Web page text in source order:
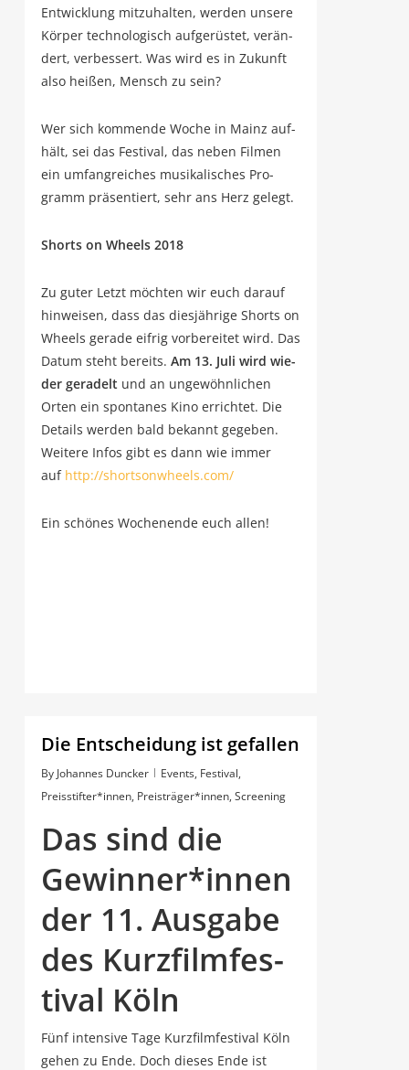
Ent­wick­lung mit­zu­hal­ten, wer­den unse­re
Kör­per tech­no­lo­gisch auf­ge­rüs­tet, ver­än­
dert, ver­bes­sert. Was wird es in Zukunft
also hei­ßen, Mensch zu sein?
Wer sich kom­men­de Woche in Mainz auf­
hält, sei das Fes­ti­val, das neben Fil­men
ein umfang­rei­ches musi­ka­li­sches Pro­
gramm prä­sen­tiert, sehr ans Herz gelegt.
Shorts on Wheels 2018
Zu guter Letzt möch­ten wir euch dar­auf
hin­wei­sen, dass das dies­jäh­ri­ge Shorts on
Wheels gera­de eif­rig vor­be­rei­tet wird. Das
Datum steht bereits. Am 13. Juli wird wie­
der gera­delt und an unge­wöhn­li­chen
Orten ein spon­ta­nes Kino errich­tet. Die
Details wer­den bald bekannt gege­ben.
Wei­te­re Infos gibt es dann wie immer
auf http://shortsonwheels.com/
Ein schö­nes Wochen­en­de euch allen!
Die Ent­schei­dung ist gefallen
By Johannes Duncker Events, Festival,
Preisstifter*innen, Preisträger*innen, Screening
Das sind die
Gewinner*innen
der 11. Aus­ga­be
des Kurz­film­fes­
ti­val Köln
Fünf inten­si­ve Tage Kurz­film­fes­ti­val Köln
gehen zu Ende. Doch die­ses Ende ist